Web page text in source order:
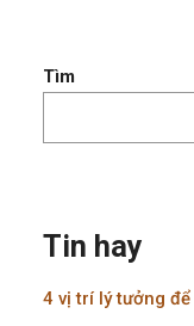
Tìm
Tin hay
4 vị trí lý tưởng